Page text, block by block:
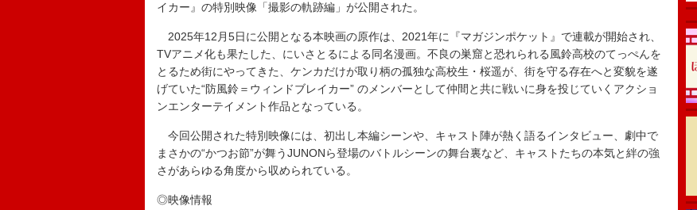
イカー』の特別映像「撮影の軌跡編」が公開された。
2025年12月5日に公開となる本映画の原作は、2021年に『マガジンポケット』で連載が開始され、
TVアニメ化も果たした、にいさとるによる同名漫画。不良の巣窟と恐れられる風鈴高校のてっぺんを
とるため街にやってきた、ケンカだけが取り柄の孤独な高校生・桜遥が、街を守る存在へと変貌を遂
げていた“防風鈴＝ウィンドブレイカー” のメンバーとして仲間と共に戦いに身を投じていくアクショ
ンエンターテイメント作品となっている。
今回公開された特別映像には、初出し本編シーンや、キャスト陣が熱く語るインタビュー、劇中で
まさかの“かつお節”が舞うJUNONら登場のバトルシーンの舞台裏など、キャストたちの本気と絆の強
さがあらゆる角度から収められている。
◎映像情報